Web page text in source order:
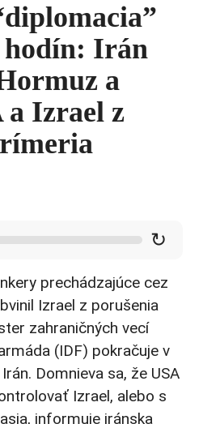
hodín: Irán
a
a Izrael z
↻
prechádzajúce cez
Izrael z porušenia
zahraničných vecí
(IDF) pokračuje v
Domnieva sa, že USA
Izrael, alebo s
informuje iránska